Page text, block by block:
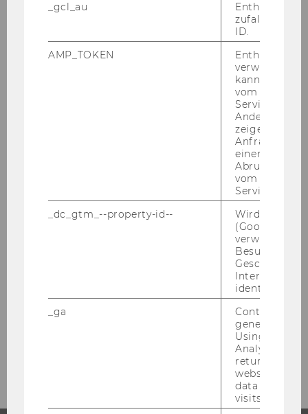
Organisationskomitee
Ausstellung
_gcl_au
Enthält eine
ID.
AMP_TOKEN
Enthält ein
verwendet
kann, um
vom AMP-
Service
Andere
zeigen Opt-
Anfrage im
einen Fehler
Abrufen
vom AMP
Service an.
_dc_gtm_--property-id--
Wird von
(Google Tag
verwendet,
Besucher
Geschlecht
Interessen zu
identifizieren.
_ga
Contains a
generated
Using this
Analytics can
returning
website and
data from
visits.